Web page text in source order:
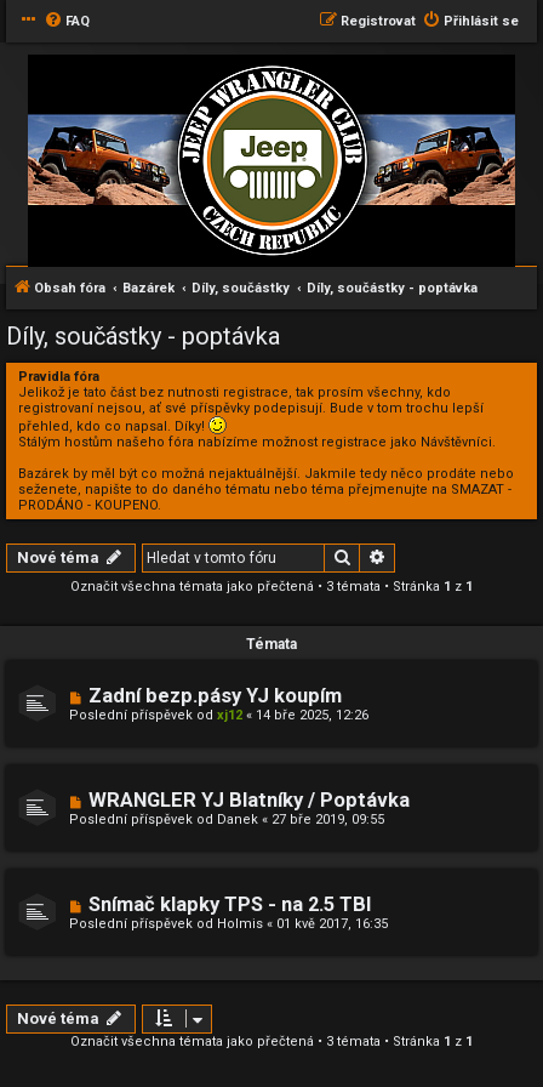
FAQ Přihlásit se
Registrovat
Obsah fóra Bazárek Díly, součástky Díly, součástky - poptávka
Díly, součástky - poptávka
Pravidla fóra
Jelikož je tato část bez nutnosti registrace, tak prosím všechny, kdo
registrovaní nejsou, ať své příspěvky podepisují. Bude v tom trochu lepší
přehled, kdo co napsal. Díky!
Stálým hostům našeho fóra nabízíme možnost registrace jako Návštěvníci.
Bazárek by měl být co možná nejaktuálnější. Jakmile tedy něco prodáte nebo
seženete, napište to do daného tématu nebo téma přejmenujte na SMAZAT -
PRODÁNO - KOUPENO.
Nové téma Hledat
Označit všechna témata jako přečtená • 3 témata • Stránka 1 z 1
Témata
Zadní bezp.pásy YJ koupím
Poslední příspěvek od xj12 « 14 bře 2025, 12:26
WRANGLER YJ Blatníky / Poptávka
Poslední příspěvek od Danek « 27 bře 2019, 09:55
Snímač klapky TPS - na 2.5 TBI
Poslední příspěvek od Holmis « 01 kvě 2017, 16:35
Nové téma
Označit všechna témata jako přečtená • 3 témata • Stránka 1 z 1